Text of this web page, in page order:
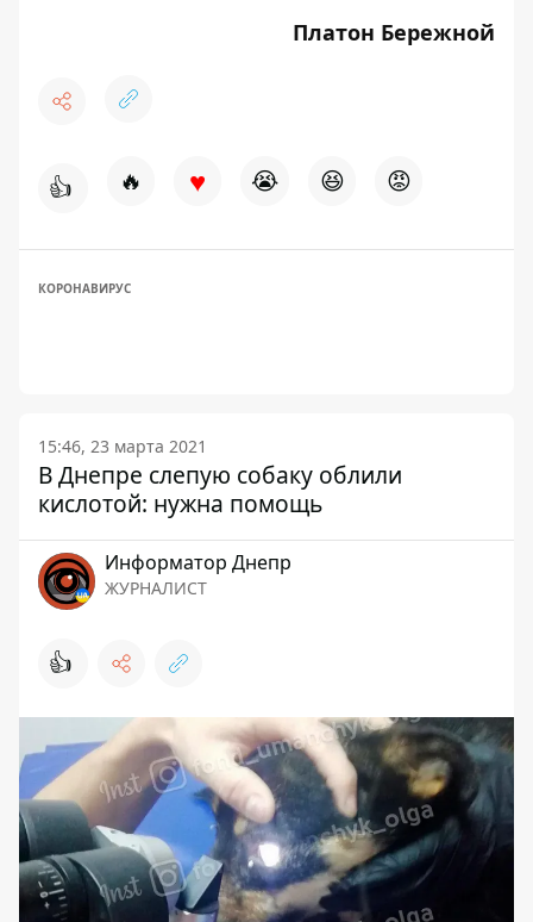
Платон Бережной
👍 🔥 ♥ 😭 😆 😡
КОРОНАВИРУС
15:46, 23 марта 2021
В Днепре слепую собаку облили
кислотой: нужна помощь
Информатор Днепр
ЖУРНАЛИСТ
👍